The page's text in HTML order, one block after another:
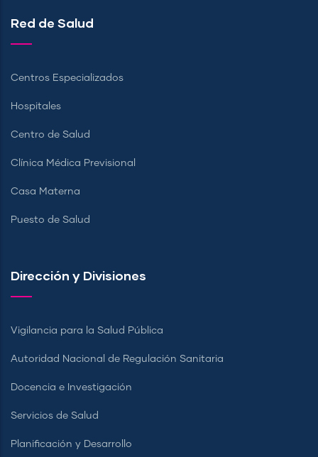
Red de Salud
Centros Especializados
Hospitales
Centro de Salud
Clínica Médica Previsional
Casa Materna
Puesto de Salud
Dirección y Divisiones
Vigilancia para la Salud Pública
Autoridad Nacional de Regulación Sanitaria
Docencia e Investigación
Servicios de Salud
Planificación y Desarrollo